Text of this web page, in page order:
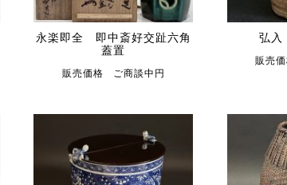
永楽即全 即中斎好交趾六角
蓋置
販売価格 ご商談中円
弘
販売